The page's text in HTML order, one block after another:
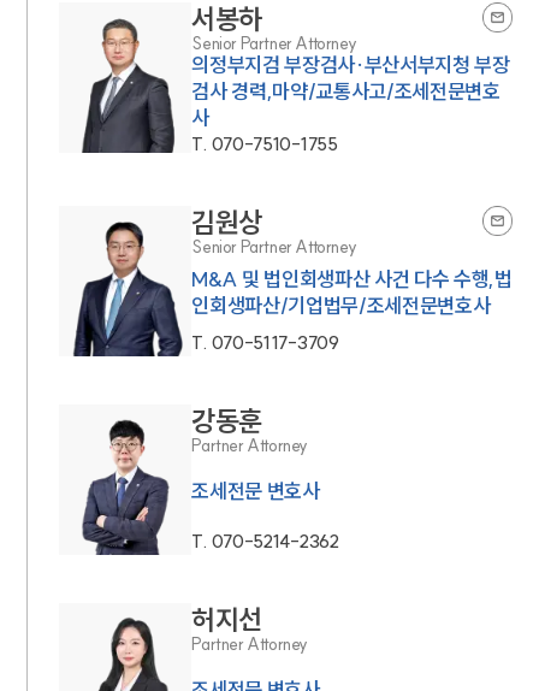
서봉하
Senior Partner Attorney
의정부지검 부장검사·부산서부지청 부장
검사 경력,마약/교통사고/조세전문변호
사
T. 070-7510-1755
김원상
Senior Partner Attorney
M&A 및 법인회생파산 사건 다수 수행,법
인회생파산/기업법무/조세전문변호사
T. 070-5117-3709
강동훈
Partner Attorney
조세전문 변호사
T. 070-5214-2362
허지선
Partner Attorney